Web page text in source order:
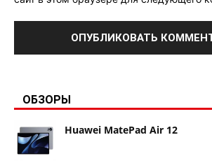
ОБЗОРЫ
Huawei MatePad Air 12